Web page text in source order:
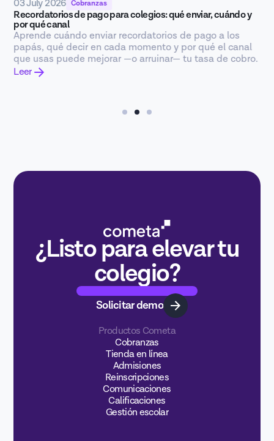
03 July 2026 Cobranzas
Recordatorios de pago para colegios: qué enviar, cuándo y
por qué canal
Aprende cuándo enviar recordatorios de pago a los
papás, qué decir en cada momento y por qué el canal
que usas puede mejorar —o arruinar— tu tasa de cobro.
Leer
¿Listo para elevar tu
colegio?
Solicitar demo
Productos Cometa
Cobranzas
Tienda en línea
Admisiones
Reinscripciones
Comunicaciones
Calificaciones
Gestión escolar